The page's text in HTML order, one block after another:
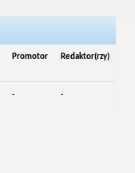
Promotor Redaktor(rzy)
- -